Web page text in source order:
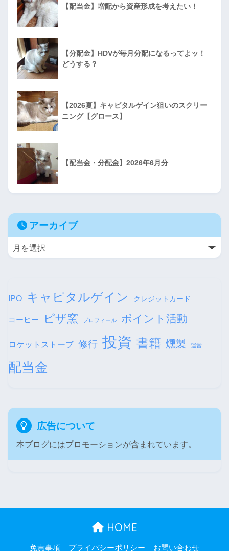
【配当金】増配から資産形成を考えたい！
【分配金】HDVが毎月分配になるってよッ！
どうする？
【2026夏】キャピタルゲイン狙いのスクリー
ニング【グロース】
【配当金・分配金】2026年6月分
アーカイブ
IPO キャピタルゲイン クレジットカード
コーヒー ピザ窯 プロフィール ポイント活動
ロケットストーブ 修行 投資 書籍 燻製 運営
配当金
広告について
本ブログにはプロモーションが含まれています。
HOME
免責事項 プライバシーポリシー お問い合わせ